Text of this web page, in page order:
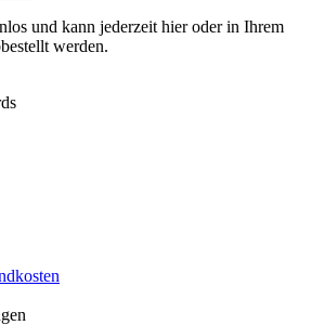
und kann jederzeit hier oder in Ihrem
werden.